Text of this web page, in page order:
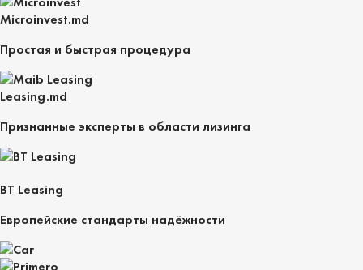
Microinvest.md
Простая и быстрая процедура
Leasing.md
Признанные эксперты в области лизинга
BT Leasing
Европейские стандарты надёжности